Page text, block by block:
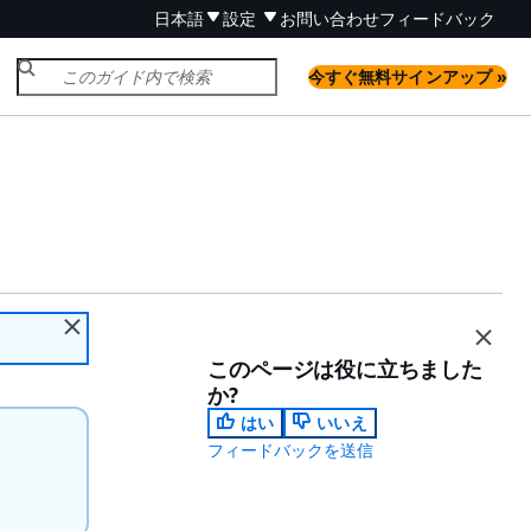
日本語 設定 お問い合わせフィードバック
今すぐ無料サインアップ »
このページは役に立ちました
か?
はい
いいえ
フィードバックを送信